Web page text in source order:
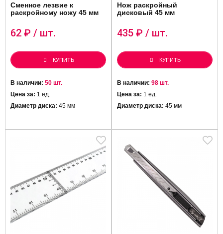
Сменное лезвие к
раскройному ножу 45 мм
62 ₽ / шт.
КУПИТЬ
В наличии: 50 шт.
Цена за: 1 ед.
Диаметр диска: 45 мм
Нож раскройный
дисковый 45 мм
435 ₽ / шт.
КУПИТЬ
В наличии: 98 шт.
Цена за: 1 ед.
Диаметр диска: 45 мм